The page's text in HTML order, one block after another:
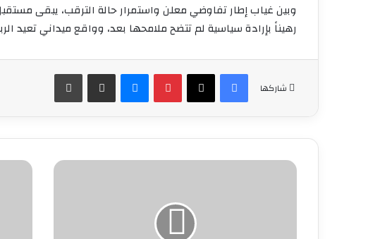
وبين غياب إطار تفاوضي معلن واستمرار حالة الترقب، يبقى
رهيناً بإرادة سياسية لم تتضح ملامحها بعد، وواقع ميداني تعيد
شاركها
فيسبوك
‫X بينتيريستماسنجر مشاركة عبر البريد طباعة
حملة
أمن